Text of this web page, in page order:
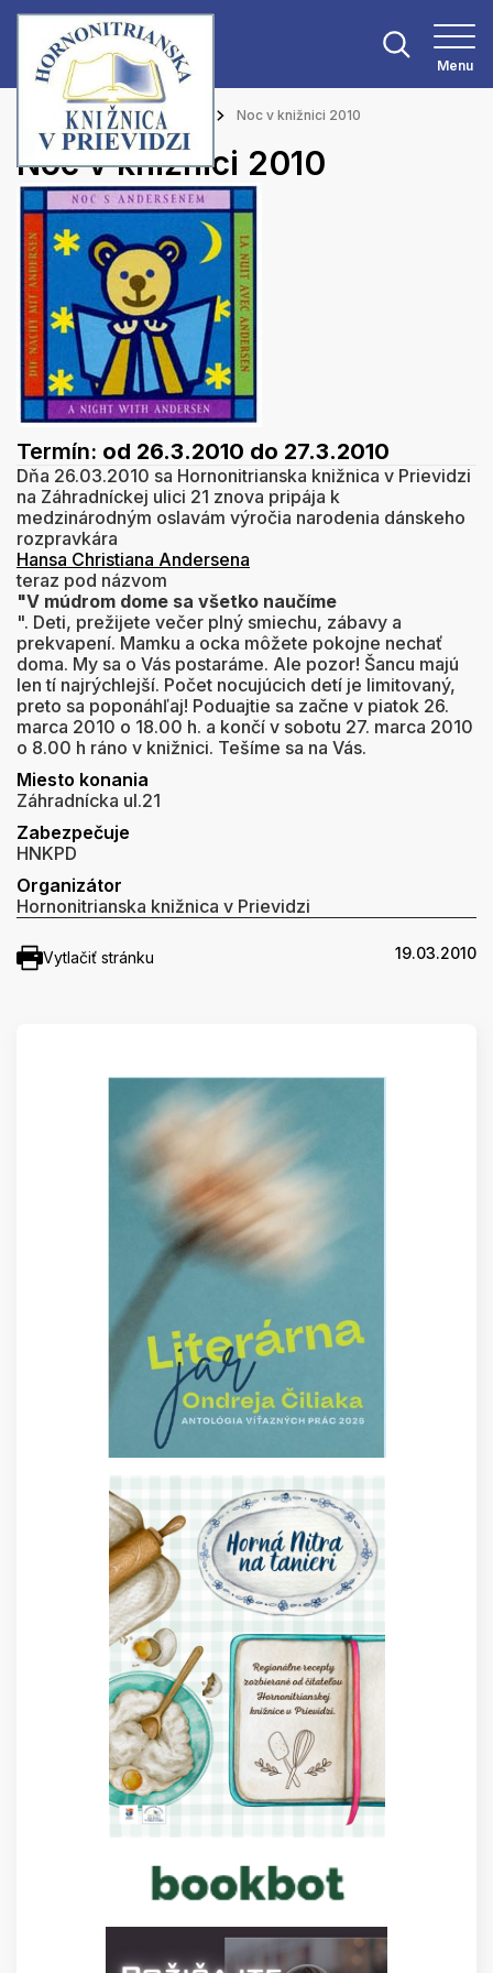
Menu
Hlavná stránka Podujatia Noc v knižnici 2010
Noc v knižnici 2010
Termín: od 26.3.2010 do 27.3.2010
Dňa 26.03.2010 sa Hornonitrianska knižnica v Prievidzi
na Záhradníckej ulici 21 znova pripája k
medzinárodným oslavám výročia narodenia dánskeho
rozpravkára
Hansa Christiana Andersena
teraz pod názvom
"V múdrom dome sa všetko naučíme
". Deti, prežijete večer plný smiechu, zábavy a
prekvapení. Mamku a ocka môžete pokojne nechať
doma. My sa o Vás postaráme. Ale pozor! Šancu majú
len tí najrýchlejší. Počet nocujúcich detí je limitovaný,
preto sa poponáhľaj! Poduajtie sa začne v piatok 26.
marca 2010 o 18.00 h. a končí v sobotu 27. marca 2010
o 8.00 h ráno v knižnici. Tešíme sa na Vás.
Miesto konania
Záhradnícka ul.21
Zabezpečuje
HNKPD
Organizátor
Hornonitrianska knižnica v Prievidzi
Vytlačiť stránku 19.03.2010